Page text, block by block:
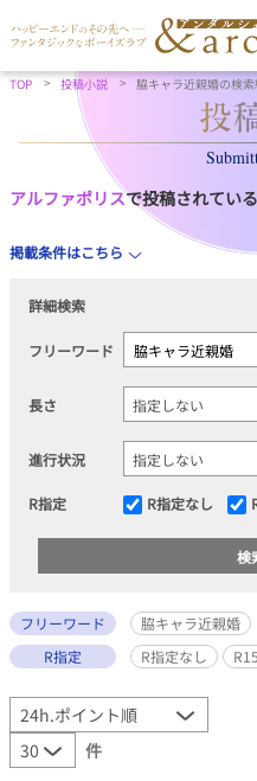
TOP 投稿小説 脇キャラ近親婚の検
アルファポリスで投稿されてい
掲載条件はこちら
詳細検索
フリーワード
長さ
進行状況
R指定 R指定なし
フリーワード
脇キャラ近親婚
R指定
R指定なし R15
件